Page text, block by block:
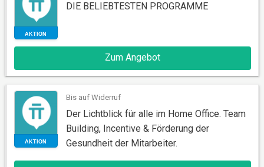
AKTION
DIE BELIEBTESTEN PROGRAMME
Zum Angebot
Bis auf Widerruf
Der Lichtblick für alle im Home Office. Team
Building, Incentive & Förderung der
Gesundheit der Mitarbeiter.